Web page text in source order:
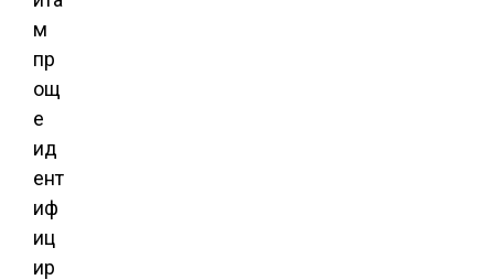
м
пр
ощ
е
ид
ент
иф
иц
ир